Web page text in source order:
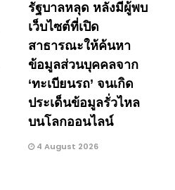
รัฐบาลหลุด หลังมีผู้พบ
เว็บไซต์ที่เปิด
สาธารณะให้ค้นหา
ข้อมูลส่วนบุคคลจาก
‘ทะเบียนรถ’ จนเกิด
ประเด็นข้อมูลรั่วไหล
บนโลกออนไลน์
4 August 2026